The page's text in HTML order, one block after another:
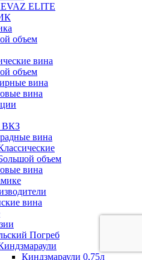
ELITE
объем
вина
объем
вина
вина
ВКЗ
вина
объем
вина
вина
Погреб
Киндзмараули 0,75л